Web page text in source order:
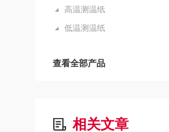
高温测温纸
低温测温纸
查看全部产品
相关文章